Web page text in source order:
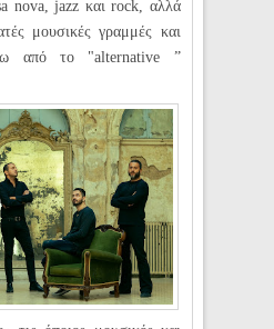
nova, jazz και rock, αλλά
μουσικές γραμμές και
από το "alternative ”